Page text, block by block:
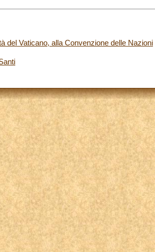
del Vaticano, alla Convenzione delle Nazioni